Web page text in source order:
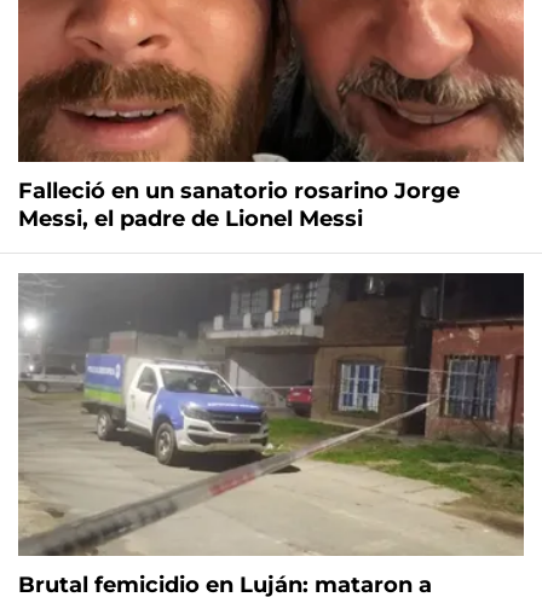
Falleció en un sanatorio rosarino Jorge
Messi, el padre de Lionel Messi
Brutal femicidio en Luján: mataron a